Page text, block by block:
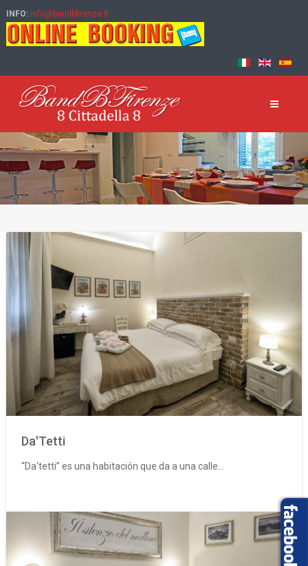
INFO: info@bandbfirenze.it
Da'Tetti
“Da'tetti” es una habitación que da a una calle...